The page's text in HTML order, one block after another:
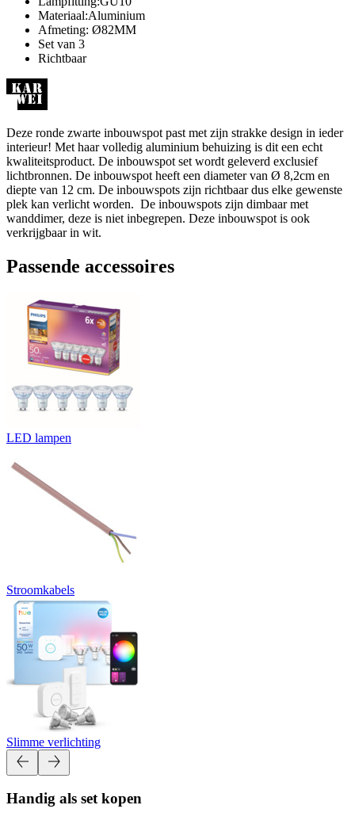
Materiaal:Aluminium
Afmeting: Ø82MM
Set van 3
Richtbaar
Deze ronde zwarte inbouwspot past met zijn strakke design in ieder
interieur! Met haar volledig aluminium behuizing is dit een echt
kwaliteitsproduct. De inbouwspot set wordt geleverd exclusief
lichtbronnen. De inbouwspot heeft een diameter van Ø 8,2cm en
diepte van 12 cm. De inbouwspots zijn richtbaar dus elke gewenste
plek kan verlicht worden. De inbouwspots zijn dimbaar met
wanddimer, deze is niet inbegrepen. Deze inbouwspot is ook
verkrijgbaar in wit.
Passende accessoires
LED lampen
Stroomkabels
Slimme verlichting
Handig als set kopen